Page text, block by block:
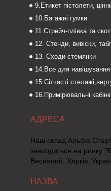
9.Етикет пістолети,
10.Багажні гумки
11.Стрейч-плівка та
12. Стенди, вивіски,
13. Сходи стемянки
14.Все для навішування
15.Сітчасті
16.Примірювальні
Наш склад Альфа
знаходиться на ринку
Весняний, Харків,